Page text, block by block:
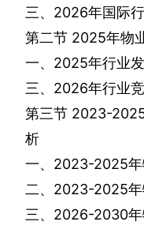
三、 2026年国际
第二节 2025年物
一、 2025年行业
三、 2026年行业
第三节 2023-
析
一、 2023-2025
二、 2023-2025
三、 2026-2030